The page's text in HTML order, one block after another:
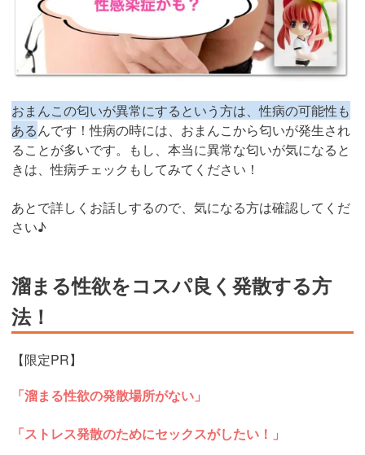
おまんこの匂いが異常にするという方は、性病の可能性も
あるんです！性病の時には、おまんこから匂いが発生され
ることが多いです。もし、本当に異常な匂いが気になると
きは、性病チェックもしてみてください！
あとで詳しくお話しするので、気になる方は確認してくだ
さい♪
溜まる性欲をコスパ良く発散する方
法！
【限定PR】
「溜まる性欲の発散場所がない」
「ストレス発散のためにセックスがしたい！」